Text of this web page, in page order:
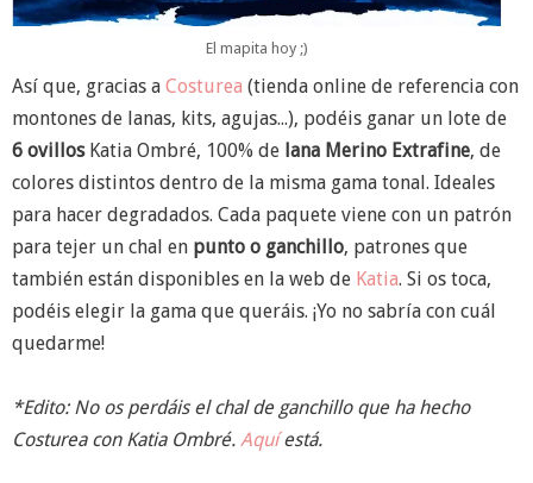
El mapita hoy ;)
Así que, gracias a Costurea (tienda online de referencia con
montones de lanas, kits, agujas...), podéis ganar un lote de
6 ovillosKatia Ombré, 100% de lana Merino Extrafine, de
colores distintos dentro de la misma gama tonal. Ideales
para hacer degradados. Cada paquete viene con un patrón
para tejer un chal en punto o ganchillo, patrones que
también están disponibles en la web de Katia. Si os toca,
podéis elegir la gama que queráis. ¡Yo no sabría con cuál
quedarme!
*Edito: No os perdáis el chal de ganchillo que ha hecho
Costurea con Katia Ombré. Aquíestá.